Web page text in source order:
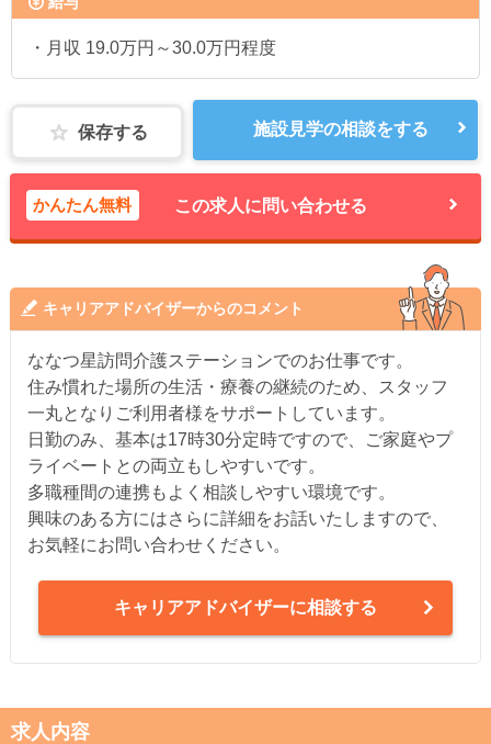
・月収 19.0万円～30.0万円程度
保存する 施設見学の相談をする
かんたん無料 この求人に問い合わせる
キャリアアドバイザーからのコメント
ななつ星訪問介護ステーションでのお仕事です。
住み慣れた場所の生活・療養の継続のため、スタッフ
一丸となりご利用者様をサポートしています。
日勤のみ、基本は17時30分定時ですので、ご家庭やプ
ライベートとの両立もしやすいです。
多職種間の連携もよく相談しやすい環境です。
興味のある方にはさらに詳細をお話いたしますので、
お気軽にお問い合わせください。
キャリアアドバイザーに相談する
求人内容